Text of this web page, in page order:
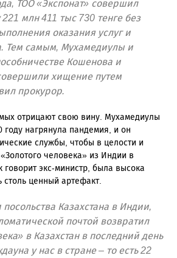
ТОО «Экспонат» совершил
млн 411 тыс 730 тенге без
оказания услуг и
Тем самым, Мухамедиулы и
Кошенова и
хищение путем
прокурор.
отрицают свою вину. Мухамедиулы
году нагрянула пандемия, и он
службы, чтобы в целости и
человека» из Индии в
говорит экс-министр, была высока
столь ценный артефакт.
Казахстана в Индии,
почтой возвратил
в Казахстан в последний день
у нас в стране – то есть 22